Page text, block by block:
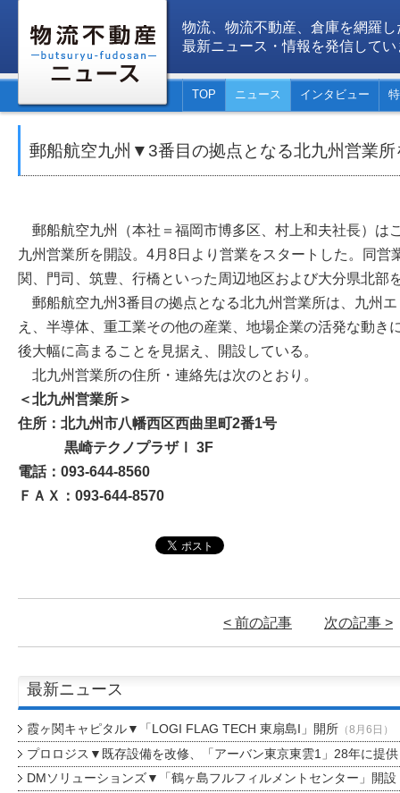
物流、物流不動産、倉庫を網羅し
最新ニュース・情報を発信してい
TOP ニュース インタビュー
郵船航空九州▼3番目の拠点となる北九州営業
郵船航空九州（本社＝福岡市博多区、村上和夫社長）は
九州営業所を開設。4月8日より営業をスタートした。同営
関、門司、筑豊、行橋といった周辺地区および大分県北部
郵船航空九州3番目の拠点となる北九州営業所は、九州
え、半導体、重工業その他の産業、地場企業の活発な動き
後大幅に高まることを見据え、開設している。
北九州営業所の住所・連絡先は次のとおり。
＜北九州営業所＞
住所：北九州市八幡西区西曲里町2番1号
黒崎テクノプラザⅠ 3F
電話：093-644-8560
ＦＡＸ：093-644-8570
< 前の記事 次の記事 >
最新ニュース
霞ヶ関キャピタル▼「LOGI FLAG TECH 東扇島I」開所（8月6日）
プロロジス▼既存設備を改修、「アーバン東京東雲1」28年に提供
DMソリューションズ▼「鶴ヶ島フルフィルメントセンター」開設